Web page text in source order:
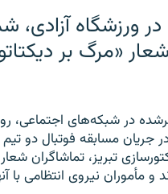
ورزشگاه آزادی،
«مرگ بر
در شبکه‌های اجتماعی،
جریان مسابقه فوتبال دو تیم
تبریز، تماشاگران
و مأموران نیروی انتظامی با